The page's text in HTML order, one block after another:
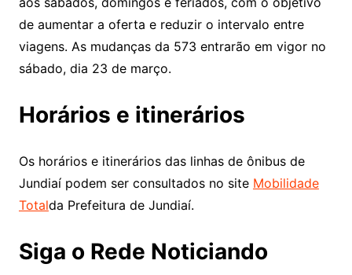
de aumentar a oferta e reduzir o intervalo entre
viagens. As mudanças da 573 entrarão em vigor no
sábado, dia 23 de março.
Horários e itinerários
Os horários e itinerários das linhas de ônibus de
Jundiaí podem ser consultados no site Mobilidade
Totalda Prefeitura de Jundiaí.
Siga o Rede Noticiando